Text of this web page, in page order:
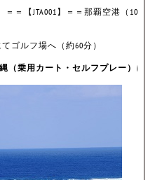
＝【JTA001】＝＝那覇空港（10：
ゴルフ場へ（約60分）
（乗用カート・セルフプレー） に